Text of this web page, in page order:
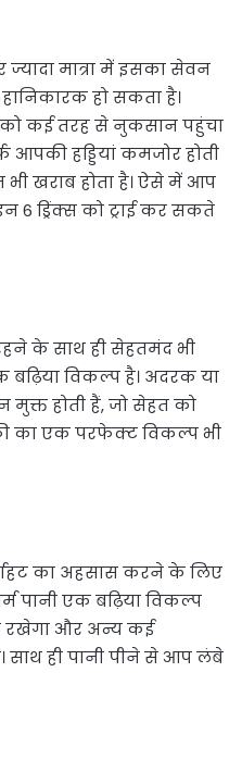
मात्रा में इसका सेवन
हो सकता है।
कई तरह से नुकसान पहुंचा
हड्डियां कमजोर होती
खराब होता है। ऐसे में आप
6 ड्रिंक्स को ट्राई कर सकते
के साथ ही सेहतमंद भी
बढ़िया विकल्प है। अदरक या
मुक्त होती हैं, जो सेहत को
का एक परफेक्ट विकल्प भी
का अहसास करने के लिए
पानी एक बढ़िया विकल्प
रखेगा और अन्य कई
साथ ही पानी पीने से आप लंबे